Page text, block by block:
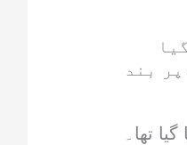
گیا
بند
تھا۔